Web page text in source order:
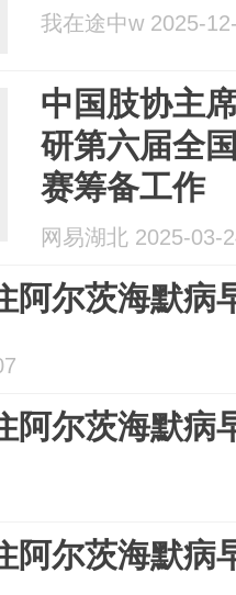
我在途中w 2025-
中国肢协主
研第六届全
赛筹备工作
网易湖北 2025-03-
阿尔茨海默病
阿尔茨海默病
阿尔茨海默病